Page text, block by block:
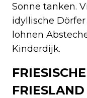
Sonne tanken.
idyllische
lohnen
Kinderdijk.
FRIESLAND